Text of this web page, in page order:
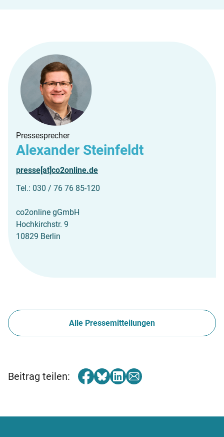
Pressesprecher
Alexander Steinfeldt
presse[at]co2online.de
Tel.: 030 / 76 76 85-120
co2online gGmbH
Hochkirchstr. 9
10829 Berlin
Alle Pressemitteilungen
Beitrag teilen: